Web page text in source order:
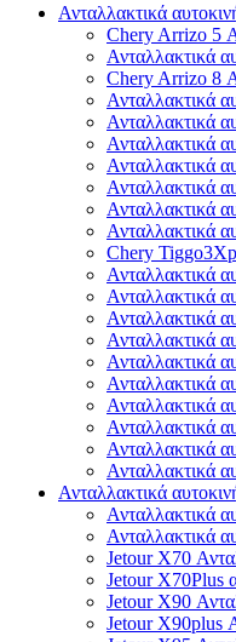
Ανταλλακτικά
Chery Arrizo 5
Ανταλλακτικά
Chery Arrizo 8
Ανταλλακτικά
Ανταλλακτικά
Ανταλλακτικά
Ανταλλακτικά
Ανταλλακτικά
Ανταλλακτικά
Ανταλλακτικά
Chery
Ανταλλακτικά
Ανταλλακτικά
Ανταλλακτικά
Ανταλλακτικά
Ανταλλακτικά
Ανταλλακτικά
Ανταλλακτικά
Ανταλλακτικά
Ανταλλακτικά
Ανταλλακτικά
Ανταλλακτικά
Ανταλλακτικά
Ανταλλακτικά
Jetour X70
Jetour X70Plus
Jetour X90
Jetour X90plus